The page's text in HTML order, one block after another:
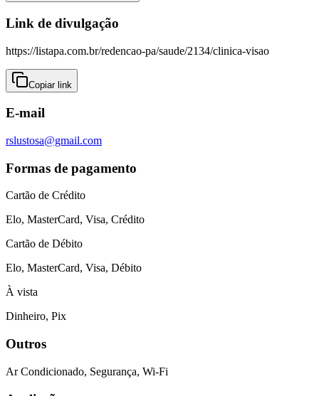
Link de divulgação
https://listapa.com.br/redencao-pa/saude/2134/clinica-visao
Copiar link
E-mail
rslustosa@gmail.com
Formas de pagamento
Cartão de Crédito
Elo, MasterCard, Visa, Crédito
Cartão de Débito
Elo, MasterCard, Visa, Débito
À vista
Dinheiro, Pix
Outros
Ar Condicionado, Segurança, Wi-Fi